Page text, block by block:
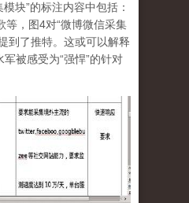
块”的标注内容中包括：
等，图4对“微博微信采集
到了推特。这或可以解释
被感受为“强悍”的针对